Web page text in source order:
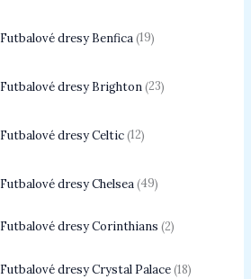
Futbalové dresy Benfica 19
Futbalové dresy Brighton 23
Futbalové dresy Celtic 12
Futbalové dresy Chelsea 49
Futbalové dresy Corinthians 2
Futbalové dresy Crystal Palace 18